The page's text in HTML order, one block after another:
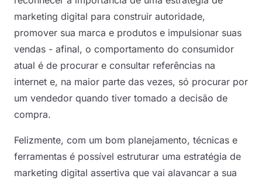
marketing digital para construir autoridade,
promover sua marca e produtos e impulsionar suas
vendas - afinal, o comportamento do consumidor
atual é de procurar e consultar referências na
internet e, na maior parte das vezes, só procurar por
um vendedor quando tiver tomado a decisão de
compra.
Felizmente, com um bom planejamento, técnicas e
ferramentas é possível estruturar uma estratégia de
marketing digital assertiva que vai alavancar a sua